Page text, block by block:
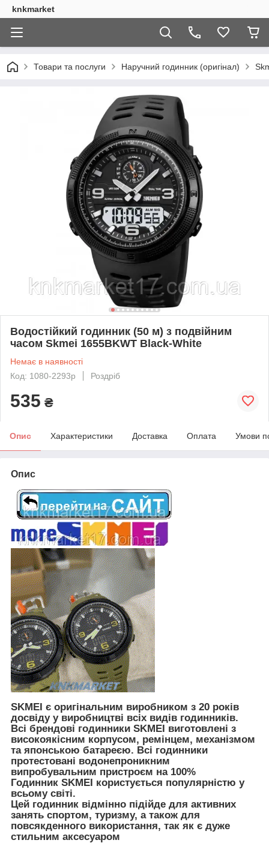
knkmarket
Товари та послуги Наручний годинник (оригінал)
Водостійкий годинник (50 м) з подвійним
часом Skmei 1655BKWT Black-White
Немає в наявності
Код: 1080-2293р
Роздріб
535 ₴
Опис Характеристики Доставка Оплата Умови
Опис
SKMEI є оригінальним виробником з 20 років
досвіду у виробництві всіх видів годинників.
Всі брендові годинники SKMEI виготовлені з
високоякісним корпусом, ремінцем, механізмом
та японською батареєю. Всі годинники
протестовані водонепроникним
випробувальним пристроєм на 100%
Годинник SKMEI користується популярністю у
всьому світі.
Цей годинник відмінно підійде для активних
занять спортом, туризму, а також для
повсякденного використання, так як є дуже
стильним аксесуаром